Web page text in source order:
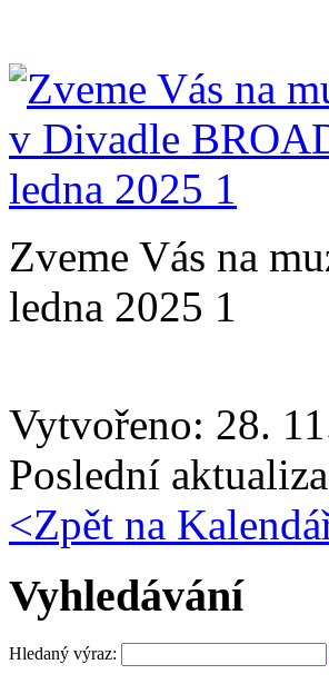
Zveme Vás na
ledna 2025 1
Vytvořeno: 28.
Poslední
<Zpět na
Vyhledávání
Hledaný výraz: